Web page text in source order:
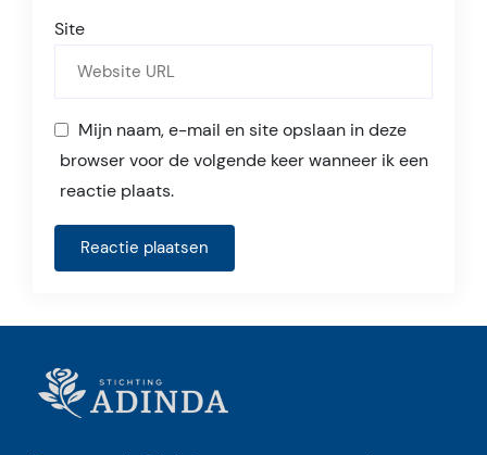
Site
Mijn naam, e-mail en site opslaan in deze
browser voor de volgende keer wanneer ik een
reactie plaats.